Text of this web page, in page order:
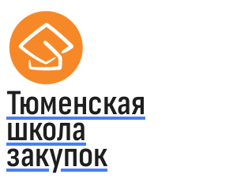
Тюменская
школа
закупок